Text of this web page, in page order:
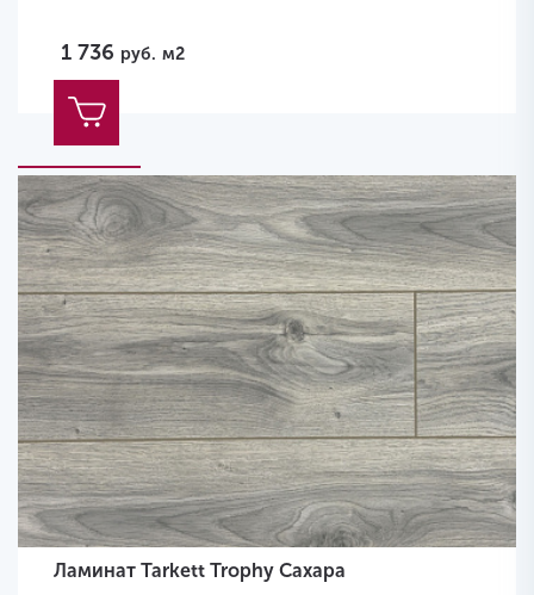
1 736 руб. м2
Ламинат Tarkett Trophy Сахара